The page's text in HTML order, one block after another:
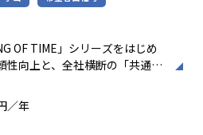
勤務も可能で、全社での在宅
す。
OF TIME」シリーズをはじめ
性向上と、全社横断の「共通技
／年